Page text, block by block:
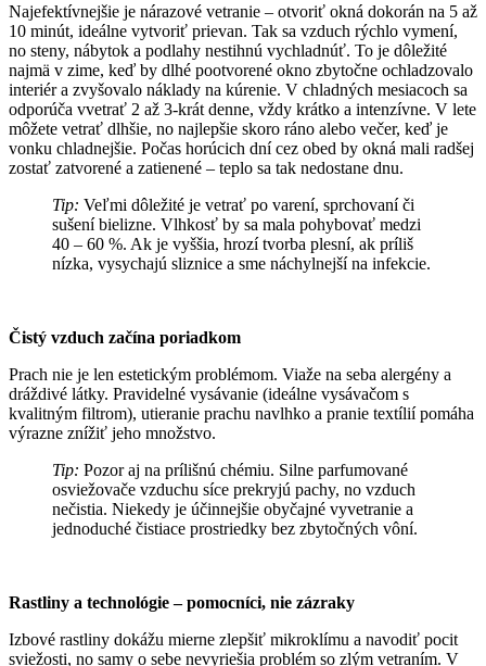
Najefektívnejšie je nárazové vetranie – otvoriť okná dokorán na 5 až
10 minút, ideálne vytvoriť prievan. Tak sa vzduch rýchlo vymení,
no steny, nábytok a podlahy nestihnú vychladnúť. To je dôležité
najmä v zime, keď by dlhé pootvorené okno zbytočne ochladzovalo
interiér a zvyšovalo náklady na kúrenie. V chladných mesiacoch sa
odporúča vvetrať 2 až 3-krát denne, vždy krátko a intenzívne. V lete
môžete vetrať dlhšie, no najlepšie skoro ráno alebo večer, keď je
vonku chladnejšie. Počas horúcich dní cez obed by okná mali radšej
zostať zatvorené a zatienené – teplo sa tak nedostane dnu.
Tip: Veľmi dôležité je vetrať po varení, sprchovaní či
sušení bielizne. Vlhkosť by sa mala pohybovať medzi
40 – 60 %. Ak je vyššia, hrozí tvorba plesní, ak príliš
nízka, vysychajú sliznice a sme náchylnejší na infekcie.
Čistý vzduch začína poriadkom
Prach nie je len estetickým problémom. Viaže na seba alergény a
dráždivé látky. Pravidelné vysávanie (ideálne vysávačom s
kvalitným filtrom), utieranie prachu navlhko a pranie textílií pomáha
výrazne znížiť jeho množstvo.
Tip: Pozor aj na prílišnú chémiu. Silne parfumované
osviežovače vzduchu síce prekryjú pachy, no vzduch
nečistia. Niekedy je účinnejšie obyčajné vyvetranie a
jednoduché čistiace prostriedky bez zbytočných vôní.
Rastliny a technológie – pomocníci, nie zázraky
Izbové rastliny dokážu mierne zlepšiť mikroklímu a navodiť pocit
sviežosti, no samy o sebe nevyriešia problém so zlým vetraním. V